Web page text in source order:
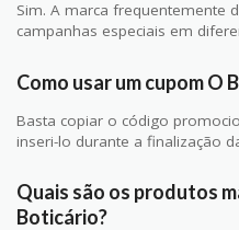
Sim. A marca frequentemente
campanhas especiais em
Como usar um cupom O
Basta copiar o código
inseri-lo durante a finalização
Quais são os produtos
Boticário?